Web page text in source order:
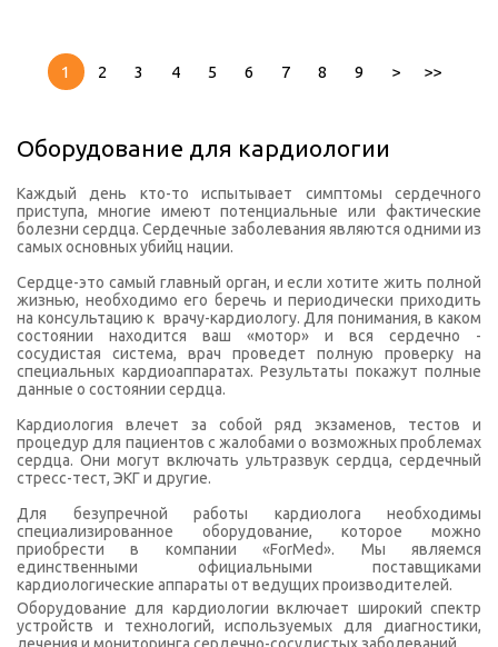
1 2 3 4 5 6 7 8 9 > >>
Оборудование для кардиологии
Каждый день кто-то испытывает симптомы сердечного
приступа, многие имеют потенциальные или фактические
болезни сердца. Сердечные заболевания являются одними из
самых основных убийц нации.
Сердце-это самый главный орган, и если хотите жить полной
жизнью, необходимо его беречь и периодически приходить
на консультацию к врачу-кардиологу. Для понимания, в каком
состоянии находится ваш «мотор» и вся сердечно -
сосудистая система, врач проведет полную проверку на
специальных кардиоаппаратах. Результаты покажут полные
данные о состоянии сердца.
Кардиология влечет за собой ряд экзаменов, тестов и
процедур для пациентов с жалобами о возможных проблемах
сердца. Они могут включать ультразвук сердца, сердечный
стресс-тест, ЭКГ и другие.
Для безупречной работы кардиолога необходимы
специализированное оборудование, которое можно
приобрести в компании «ForMed». Мы являемся
единственными официальными поставщиками
кардиологические аппараты от ведущих производителей.
Оборудование для кардиологии включает широкий спектр
устройств и технологий, используемых для диагностики,